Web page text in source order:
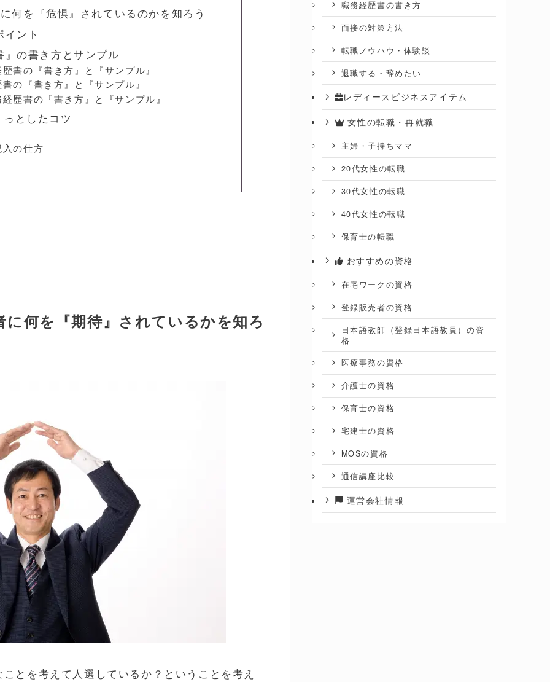
何を『危惧』されているのかを知ろう
ント
の書き方とサンプル
書の『書き方』と『サンプル』
の『書き方』と『サンプル』
歴書の『書き方』と『サンプル』
としたコツ
の仕方
何を『期待』されているかを知ろ
とを考えて人選しているか？ということを考え
職務経歴書の書き方
面接の対策方法
転職ノウハウ・体験談
退職する・辞めたい
レディースビジネスアイテム
女性の転職・再就職
主婦・子持ちママ
20代女性の転職
30代女性の転職
40代女性の転職
保育士の転職
おすすめの資格
在宅ワークの資格
登録販売者の資格
日本語教師（登録日本語教員）の資
格
医療事務の資格
介護士の資格
保育士の資格
宅建士の資格
MOSの資格
通信講座比較
運営会社情報